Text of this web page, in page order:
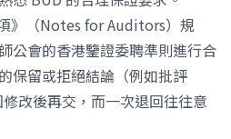
》（Notes for Auditors）規
公會的香港鑒證委聘準則進行合
保留或拒絕結論（例如批評
改後再交，而一次退回往往意